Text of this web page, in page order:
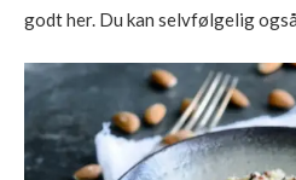
godt her. Du kan selvfølgelig